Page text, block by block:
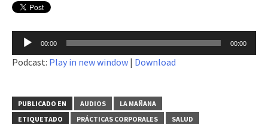
Reproductor
audio
00:00 00:00
Podcast: Play in new window | Download
PUBLICADO EN AUDIOS
LA MAÑANA
ETIQUETADO
PRÁCTICAS CORPORALES SALUD